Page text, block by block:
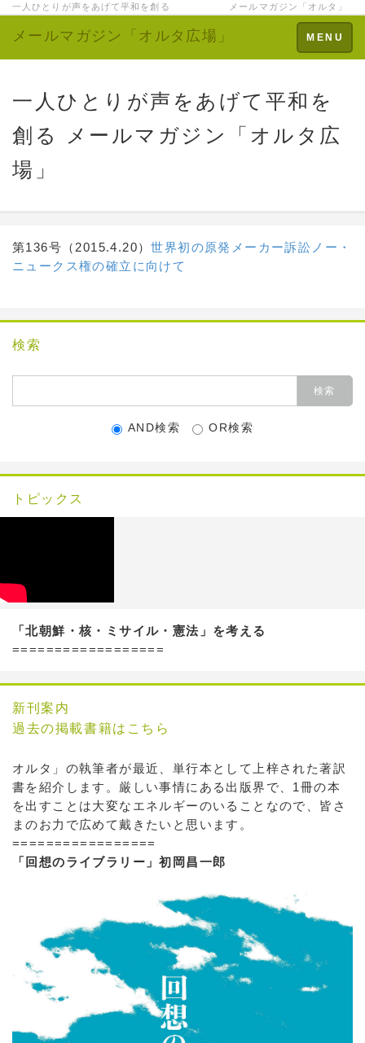
一人ひとりが声をあげて平和を創る メールマガジン「オルタ」
Toggle
navigation
MENU
メールマガジン「オルタ広場」
一人ひとりが声をあげて平和を
創る メールマガジン「オルタ広
場」
第136号（2015.4.20）世界初の原発メーカー訴訟 ノー・
ニュークス権の確立に向けて
検索
AND検索 OR検索
トピックス
「北朝鮮・核・ミサイル・憲法」を考える
==================
新刊案内
過去の掲載書籍はこちら
オルタ」の執筆者が最近、単行本として上梓された著訳
書を紹介します。厳しい事情にある出版界で、1冊の本
を出すことは大変なエネルギーのいることなので、皆さ
まのお力で広めて戴きたいと思います。
=================
「回想のライブラリー」初岡昌一郎